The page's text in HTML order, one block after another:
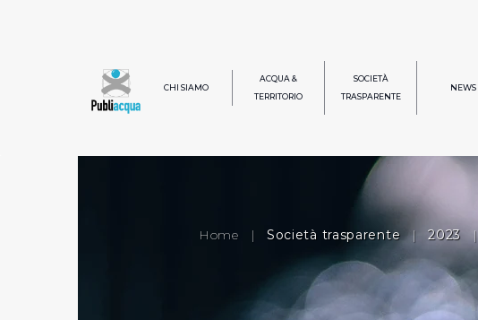
CHI SIAMO
ACQUA &
TERRITORIO
SOCIETÀ
TRASPARENTE
NEWS
Home | Società trasparente | 2023 |